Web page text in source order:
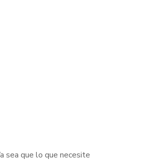
sea que lo que necesite